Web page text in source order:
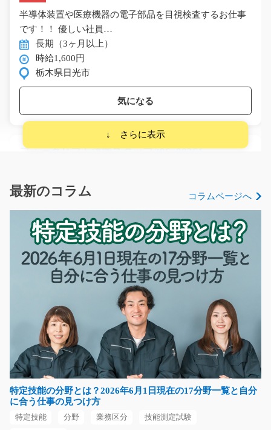
半導体装置や医療機器の電子部品を目視検査するお仕事
です！！ 優しい社員…
長期（3ヶ月以上）
時給1,600円
栃木県日光市
気になる
フォークリフト運搬スタッフ/t06_00361
家電製品に使用されるプラスチック部品の運搬業務を担
長期（3ヶ月以上）
時給1,350円
静岡県袋井市
気になる
金属製品の研磨作業やフォークリフト作業/g02_00
急募
高時給1400円♪金属製品の研磨作業やフォークリフトで
製品を運搬する作業！…
長期（3ヶ月以上）
時給1400円～
埼玉県白岡市
最新のコラム コラムページへ
特定技能の分野とは？2026年6月1日現在の17分野一覧と自分
に合う仕事の見つけ方
特定技能 分野 業務区分 技能測定試験